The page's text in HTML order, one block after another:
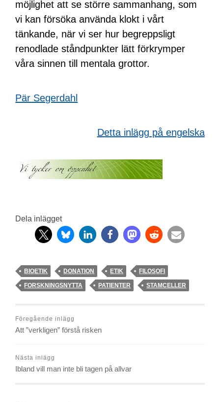
möjlighet att se större sammanhang, som
vi kan försöka använda klokt i vårt
tänkande, när vi ser hur begreppsligt
renodlade ståndpunkter lätt förkrymper
våra sinnen till mentala grottor.
Pär Segerdahl
Detta inlägg på engelska
Dela inlägget
BIOETIK DONATION ETIK FILOSOFI
FORSKNINGSNYTTA PATIENTER STAMCELLER
Föregående inlägg
Att ”verkligen” förstå risken
Nästa inlägg
Ibland vill man inte bli tagen på allvar